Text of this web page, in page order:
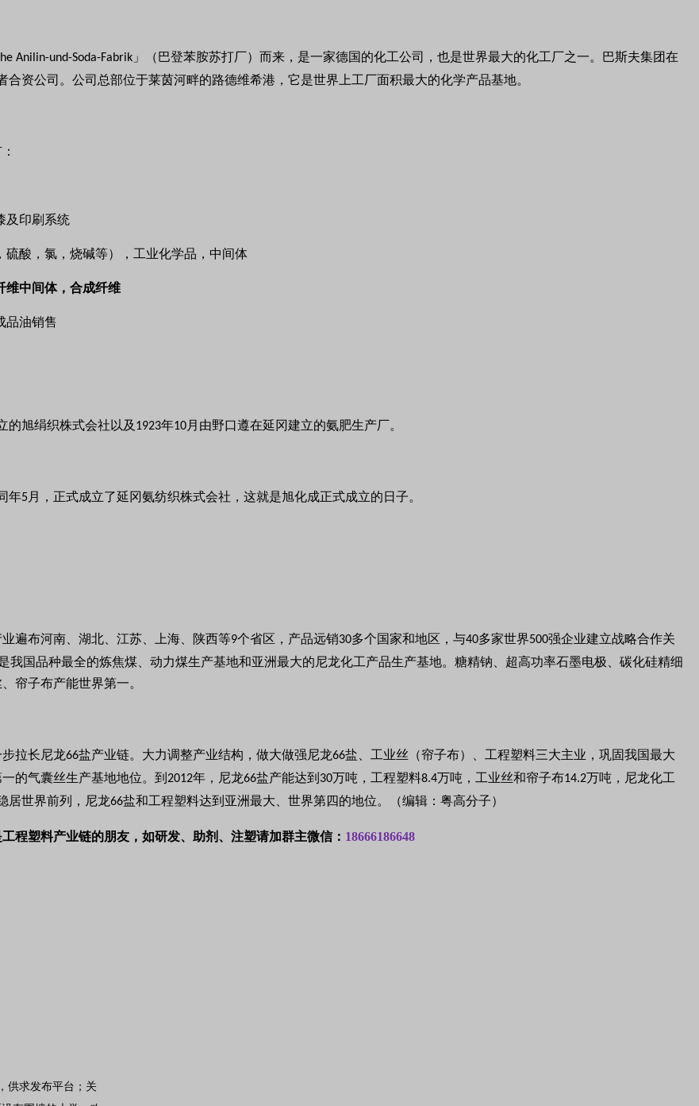
Anilin-und-Soda-Fabrik 」（巴登苯胺苏打厂）而来，是一家德国的化工公司， 也是世界最大的化工厂之一。巴斯夫集团在
合资公司。公司总部位于莱茵河畔的路德维希港，它是世界上工厂面积最大的化学产品基地。
及印刷系统
硫酸，氯，烧碱等），工业化学品，中间体
维中间体，合成纤维
品油销售
的旭绢织株式会社以及 1923年10月由野口遵在延冈建立的氨肥生产厂。
年5月，正式成立了延冈氨纺织株式会社，这就是旭化成正式成立的日子。
遍布河南、湖北、江苏、上海、陕西等9个省区，产品远销30多个国家和地区，与40多家世界500强企业建立战略合作关
我国品种最全的炼焦煤、动力煤生产基地和亚洲最大的尼龙化工产品生产基地。糖精钠、超高功率石墨电极、碳化硅精细
帘子布产能世界第一。
拉长尼龙66盐产业链。大力调整产业结构，做大做强尼龙66盐、工业丝（帘子布）、工程塑料三大主业，巩固我国最大
的气囊丝生产基地地位。到 2012年，尼龙66盐产能达到 30万吨，工程塑料8.4万吨，工业丝和帘子布14.2万吨，尼龙化工
居世界前列，尼龙66盐和工程塑料达到亚洲最大、世界第四的地位。（编辑：粤高分子）
程塑料产业链的朋友，如研发、助剂、注塑请加群主微信： 18666186648
供求发布平台；关